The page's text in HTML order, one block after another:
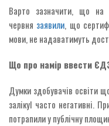
Варто зазначити, що
червня заявили, що
мови, не надаватимуть
Що про намір ввести
Думки здобувачів освіти
залікуІ часто негативні.
потрапили у публічну